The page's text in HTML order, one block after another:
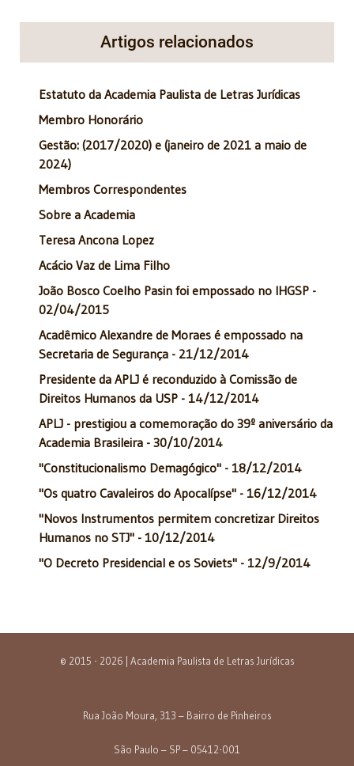
Artigos relacionados
Estatuto da Academia Paulista de Letras Jurídicas
Membro Honorário
Gestão: (2017/2020) e (janeiro de 2021 a maio de
2024)
Membros Correspondentes
Sobre a Academia
Teresa Ancona Lopez
Acácio Vaz de Lima Filho
João Bosco Coelho Pasin foi empossado no IHGSP -
02/04/2015
Acadêmico Alexandre de Moraes é empossado na
Secretaria de Segurança - 21/12/2014
Presidente da APLJ é reconduzido à Comissão de
Direitos Humanos da USP - 14/12/2014
APLJ - prestigiou a comemoração do 39º aniversário da
Academia Brasileira - 30/10/2014
"Constitucionalismo Demagógico" - 18/12/2014
"Os quatro Cavaleiros do Apocalípse" - 16/12/2014
"Novos Instrumentos permitem concretizar Direitos
Humanos no STJ" - 10/12/2014
"O Decreto Presidencial e os Soviets" - 12/9/2014
© 2015 - 2026 | Academia Paulista de Letras Jurídicas
Rua João Moura, 313 – Bairro de Pinheiros
São Paulo – SP – 05412-001